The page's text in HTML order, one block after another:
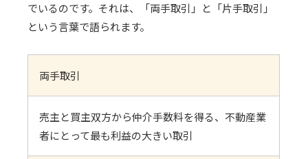
でいるのです。それは、「両手取引」と「片手取引」
という言葉で語られます。
両手取引
売主と買主双方から仲介手数料を得る、不動産業
者にとって最も利益の大きい取引